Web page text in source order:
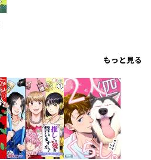
もっと見る